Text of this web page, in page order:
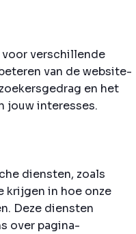
verschillende
van de website-
en het
jouw interesses.
diensten, zoals
krijgen in hoe onze
Deze diensten
over pagina-